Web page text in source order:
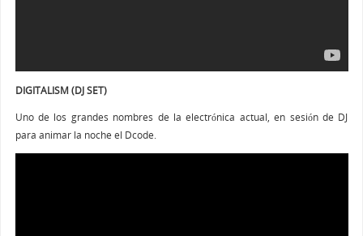
DIGITALISM (DJ SET)
Uno de los grandes nombres de la electrónica actual, en sesión de DJ
para animar la noche el Dcode.